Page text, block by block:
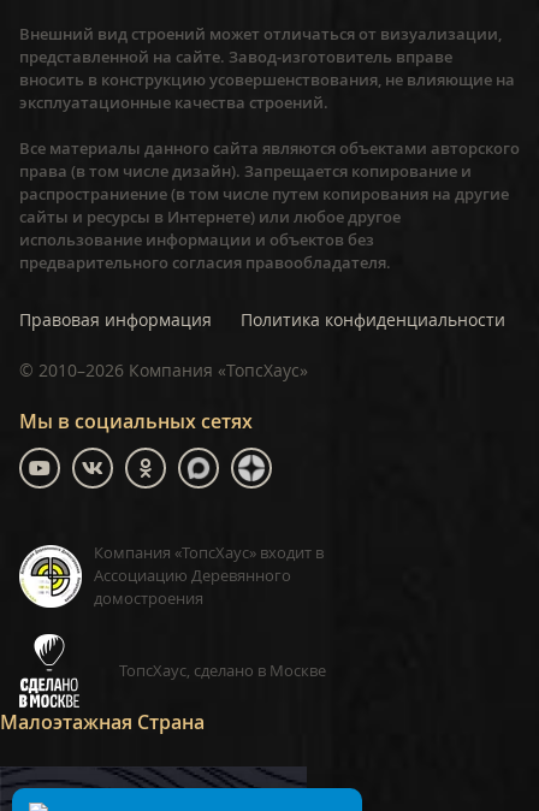
Мы в социальных сетях
Компания «ТопсХаус» входит в
Ассоциацию Деревянного
домостроения
ТопсХаус, сделано в Москве
Малоэтажная Страна
Внешний вид строений может отличаться от визуализации,
представленной на сайте. Завод-изготовитель вправе
вносить в конструкцию усовершенствования, не влияющие на
эксплуатационные качества строений.
Все материалы данного сайта являются объектами авторского
права (в том числе дизайн). Запрещается копирование и
распространиение (в том числе путем копирования на другие
сайты и ресурсы в Интернете) или любое другое
использование информации и объектов без
предварительного согласия правообладателя.
Правовая информация Политика конфиденциальности
© 2010–2026 Компания «ТопсХаус»